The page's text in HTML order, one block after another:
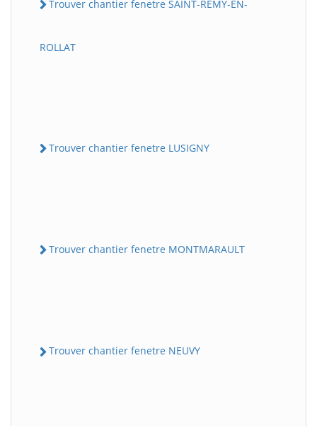
Trouver chantier fenetre SAINT-REMY-EN-
ROLLAT
Trouver chantier fenetre LUSIGNY
Trouver chantier fenetre MONTMARAULT
Trouver chantier fenetre NEUVY